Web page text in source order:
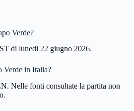
Verde?
di lunedi 22 giugno 2026.
Verde in Italia?
Nelle fonti consultate la partita non